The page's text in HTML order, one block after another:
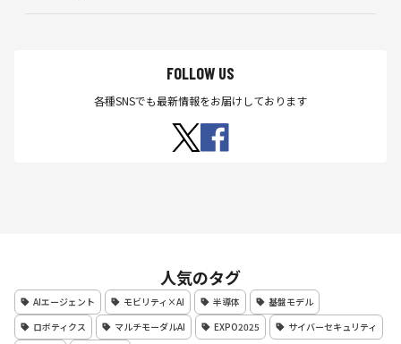
FOLLOW US
各種SNSでも最新情報をお届けしております
人気のタグ
AIエージェント モビリティ×AI 半導体
基盤モデル
ロボティクス
マルチモーダルAI EXPO2025 サイバーセキュリティ